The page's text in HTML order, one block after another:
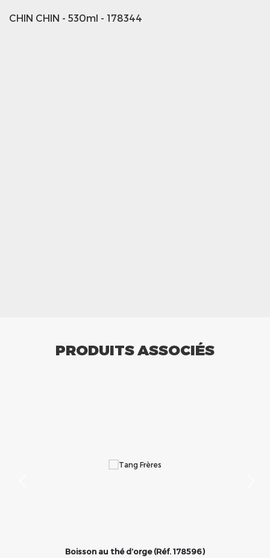
CHIN CHIN - 530ml - 178344
PRODUITS ASSOCIÉS
Boisson au thé d’orge (Réf. 178596)